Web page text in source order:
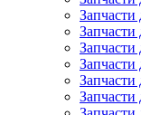
Запчасти
Запчасти
Запчасти
Запчасти
Запчасти
Запчасти